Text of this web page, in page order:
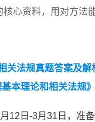
心资料，用对方法
关法规真题答案及解
本理论和相关法规
12日-3月31日，准